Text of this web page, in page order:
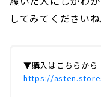
してみてくださいね
▼購入はこちらから
https://